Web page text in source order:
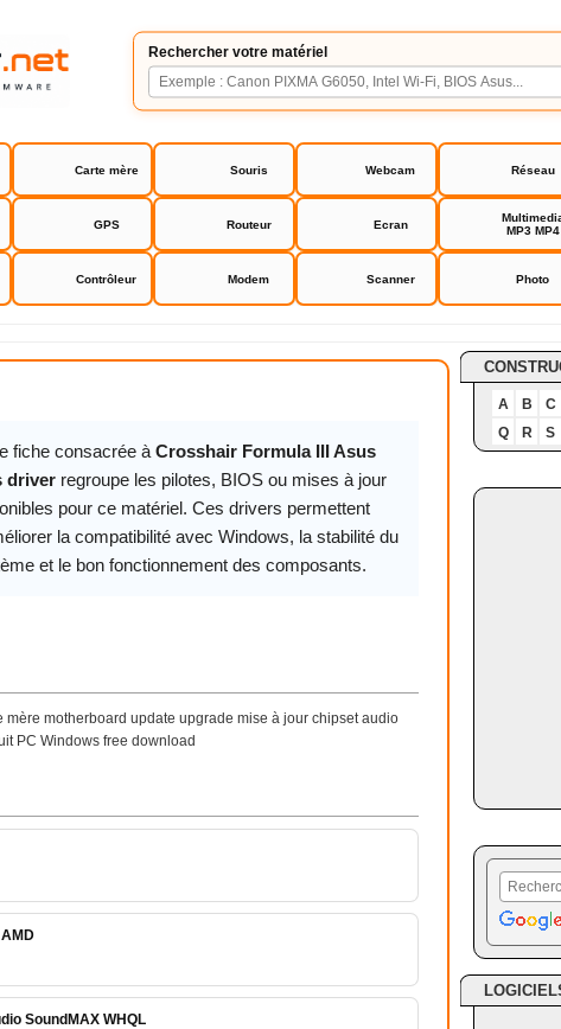
Rechercher votre matériel
Carte mère Souris Webcam Réseau
GPS Routeur Ecran
MP3 MP4
Contrôleur Modem Scanner Photo
Formula III Asus bios driver
fiche consacrée à Crosshair Formula III Asus
driver regroupe les pilotes, BIOS ou mises à jour
pour ce matériel. Ces drivers permettent
la compatibilité avec Windows, la stabilité du
et le bon fonctionnement des composants.
mère motherboard update upgrade mise à jour chipset audio
PC Windows free download
SoundMAX WHQL
A B
C
Q
R S